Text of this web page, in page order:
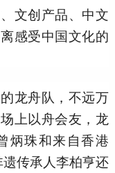
文创产品、中文
感受中国文化的
龙舟队，不远万
上以舟会友，龙
炳珠和来自香港
遗传承人李柏亨还